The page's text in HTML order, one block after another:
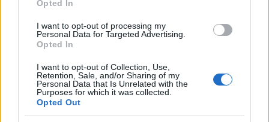
Opted In
I want to opt-out of processing my
Personal Data for Targeted Advertising.
Opted In
I want to opt-out of Collection, Use,
Retention, Sale, and/or Sharing of my
Personal Data that Is Unrelated with the
Purposes for which it was collected.
Opted Out
vunnet langløpet på Hitra tre ganger på rad, og må
tåle favorittstempelet. Men han får et heftig felt å
hanskes med.
Novaks teamkollega Andrew Musgrave var i en
klasse for seg selv på Blink Classics for to uker
. Han vant med nesten halvminuttet.